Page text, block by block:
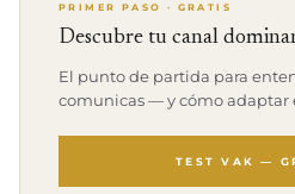
PRIMER PASO · GRATIS
Descubre tu canal
El punto de partida para
comunicas — y cómo adaptar
TEST VAK —